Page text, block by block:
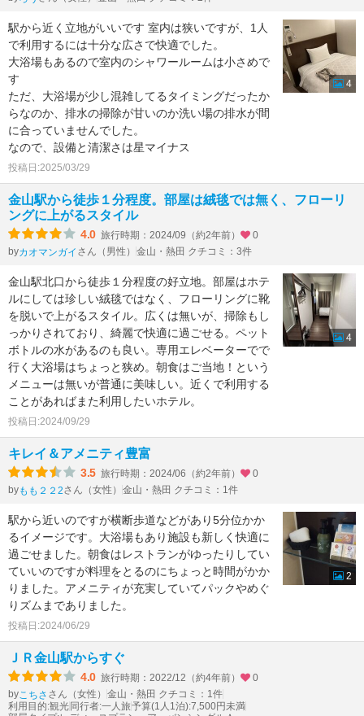
駅から近く立地がいいです 室内は狭いですが、1人
で利用するには十分な広さで快適でした。
大浴場もあるので室内のシャワールームは小さめで
す
ただ、大浴場が少し混雑してるタイミングだったか
らなのか、排水の掃除が甘いのか洗い場の排水が間
に合っていませんでした。
なので、設備と清潔さは星マイナス
投稿日:2025/03/29
4
金山駅から徒歩１分程度。部屋は絨毯では無く、フローリ
ングに上がるスタイル
4.0 旅行時期：2024/09（約2年前）
0
byカオマンガイ さん（男性） 金山・熱田 クチコミ：3件
金山駅北口から徒歩１分程度の好立地。部屋はホテ
ルにしては珍しい絨毯ではなく、フローリングに靴
を脱いで上がるスタイル。広くは無いが、掃除もし
っかりされており、綺麗で快適に過ごせる。ペット
ボトルの水があるのも良い。専用エレベーターでで
行く大浴場はちょっと狭め。朝食はご当地！という
メニューは無いが普通に美味しい。近くで利用する
ことがあればまた利用したいホテル。
投稿日:2024/09/29
4
キレイ＆アメニティ豊富
3.5 旅行時期：2024/06（約2年前）
0
byもも２２2さん（女性） 金山・熱田 クチコミ：1件
駅から近いのですが横断歩道などがあり5分位かか
るイメージです。大浴場もあり施設も新しく快適に
過ごせました。朝食はレストランがゆったりしてい
ていいのですが料理をとるのにちょっと時間がかか
りました。アメニティが充実していてパックやめぐ
りズムまでありました。
投稿日:2024/06/29
2
ＪＲ金山駅からすぐ
4.0 旅行時期：2022/12（約4年前）
0
byこちさ さん（女性） 金山・熱田 クチコミ：1件
利用目的:観光同行者:一人旅予算(1人1泊):7,500円未満